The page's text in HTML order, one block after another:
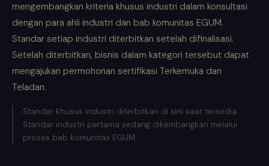
mengembangkan kriteria khusus industri dalam konsultasi
dengan para ahli industri dan bab komunitas EGUM.
Standar setiap industri diterbitkan setelah difinalisasi.
Setelah diterbitkan, bisnis dalam kategori tersebut dapat
mengajukan permohonan sertifikasi Terkemuka dan
Teladan.
Standar khusus industri diterbitkan di sini saat tersedia.
Standar industri pertama sedang dikembangkan melalui
proses bab komunitas EGUM.